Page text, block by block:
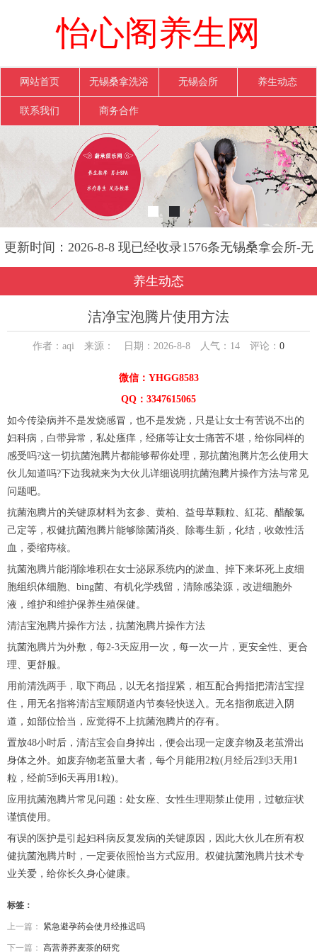
怡心阁养生网
网站首页 无锡桑拿洗浴 无锡会所 养生动态
联系我们 商务合作
更新时间：2026-8-8 现已经收录1576条无锡桑拿会所-无
锡怡心阁养生网信息
养生动态
洁净宝泡腾片使用方法
作者：aqi 来源： 日期：2026-8-8 人气： 14 评论： 0
微信：YHGG8583
QQ：3347615065
如今传染病并不是发烧感冒，也不是发烧，只是让女士有苦说不出的
妇科病，白带异常，私处瘙痒，经痛等让女士痛苦不堪，给你同样的
感受吗?这一切抗菌泡腾片都能够帮你处理，那抗菌泡腾片怎么使用大
伙儿知道吗?下边我就来为大伙儿详细说明抗菌泡腾片操作方法与常见
问题吧。
抗菌泡腾片的关键原材料为玄参、黄柏、益母草颗粒、紅花、醋酸氯
己定等，权健抗菌泡腾片能够除菌消炎、除毒生新，化结，收敛性活
血，委缩痔核。
抗菌泡腾片能消除堆积在女士泌尿系统内的淤血、掉下来坏死上皮细
胞组织体细胞、bing菌、有机化学残留，清除感染源，改进细胞外
液，维护和维护保养生殖保健。
清洁宝泡腾片操作方法，抗菌泡腾片操作方法
抗菌泡腾片为外敷，每2-3天应用一次，每一次一片，更安全性、更合
理、更舒服。
用前清洗两手，取下商品，以无名指捏紧，相互配合拇指把清洁宝捏
住，用无名指将清洁宝顺阴道内节奏轻快送入。无名指彻底进入阴
道，如部位恰当，应觉得不上抗菌泡腾片的存有。
置放48小时后，清洁宝会自身掉出，便会出现一定废弃物及老茧滑出
身体之外。如废弃物老茧量大者，每个月能用2粒(月经后2到3天用1
粒，经前5到6天再用1粒)。
应用抗菌泡腾片常见问题：处女座、女性生理期禁止使用，过敏症状
谨慎使用。
有误的医护是引起妇科病反复发病的关键原因，因此大伙儿在所有权
健抗菌泡腾片时，一定要依照恰当方式应用。权健抗菌泡腾片技术专
业关爱，给你长久身心健康。
标签：
上一篇： 紧急避孕药会使月经推迟吗
下一篇： 高营养荞麦茶的研究